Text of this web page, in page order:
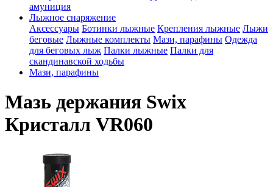
амуниция
Лыжное снаряжение
Аксессуары Ботинки лыжные Крепления лыжные Лыжи
беговые Лыжные комплекты Мази, парафины Одежда
для беговых лыж Палки лыжные Палки для
скандинавской ходьбы
Мази, парафины
Мазь держания Swix
Кристалл VR060